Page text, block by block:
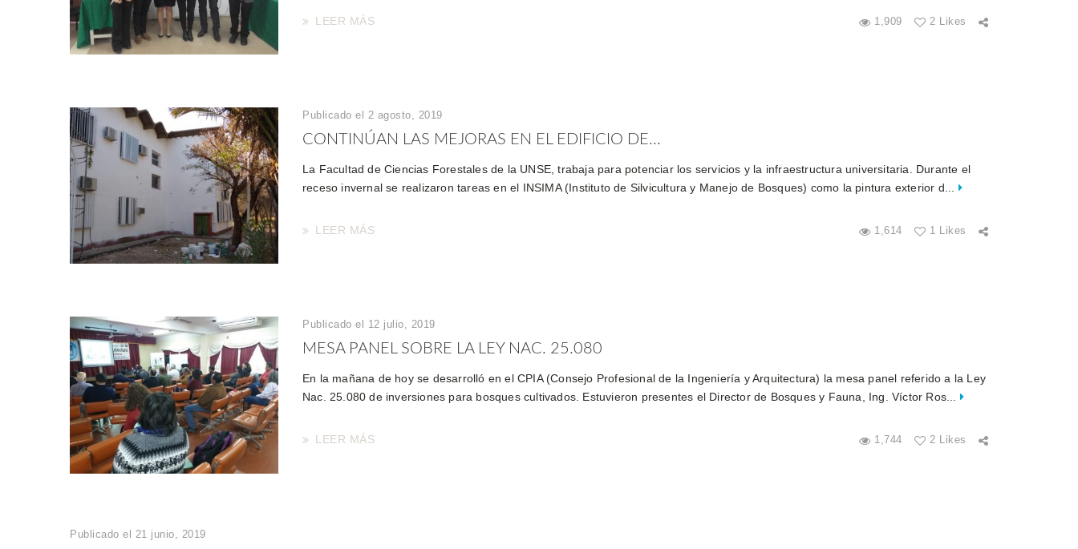
1,909 2 Likes
LEER MÁS
Publicado el 2 agosto, 2019
CONTINÚAN LAS MEJORAS EN EL EDIFICIO DE...
La Facultad de Ciencias Forestales de la UNSE, trabaja para potenciar los servicios y la infraestructura universitaria. Durante el
receso invernal se realizaron tareas en el INSIMA (Instituto de Silvicultura y Manejo de Bosques) como la pintura exterior d...
1,614 1 Likes
LEER MÁS
Publicado el 12 julio, 2019
MESA PANEL SOBRE LA LEY NAC. 25.080
En la mañana de hoy se desarrolló en el CPIA (Consejo Profesional de la Ingeniería y Arquitectura) la mesa panel referido a la Ley
Nac. 25.080 de inversiones para bosques cultivados. Estuvieron presentes el Director de Bosques y Fauna, Ing. Víctor Ros...
1,744 2 Likes
LEER MÁS
Publicado el 21 junio, 2019